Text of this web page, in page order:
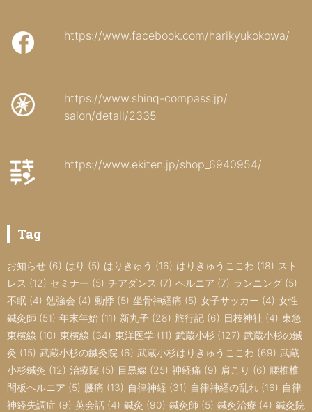
https://www.facebook.com/harikyukokowa/
https://www.shinq-compass.jp/
salon/detail/2335
https://www.ekiten.jp/shop_6940954/
Tag
お知らせ (6) はり (5) はりきゅう (16) はりきゅうここわ (18) スト
レス (12) セミナー (5) チアダンス (7) ヘルニア (7) ランニング (5)
不眠 (4) 勉強会 (4) 動悸 (5) 坐骨神経痛 (5) 女子サッカー (4) 女性
鍼灸師 (51) 年末年始 (11) 新丸子 (28) 旅行記 (6) 日枝神社 (4) 東急
東横線 (10) 東横線 (34) 東洋医学 (11) 武蔵小杉 (127) 武蔵小杉の鍼
灸 (15) 武蔵小杉の鍼灸院 (6) 武蔵小杉はりきゅうここわ (69) 武蔵
小杉鍼灸 (12) 治療院 (5) 目黒線 (25) 神経痛 (9) 肩こり (6) 腰椎椎
間板ヘルニア (5) 腰痛 (13) 自律神経 (31) 自律神経の乱れ (16) 自律
神経失調症 (9) 英会話 (4) 鍼灸 (90) 鍼灸師 (5) 鍼灸治療 (4) 鍼灸院